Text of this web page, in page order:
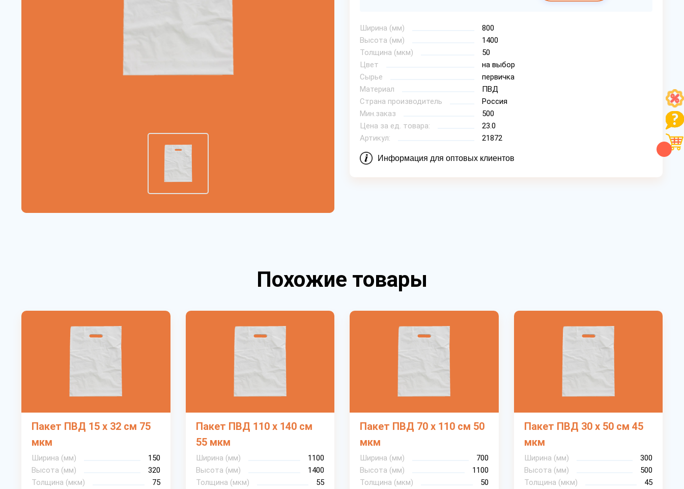
Ширина (мм)
800
Высота (мм)
1400
Толщина (мкм)
50
Цвет
на выбор
Сырье
первичка
Материал
ПВД
Страна производитель
Россия
Мин.заказ
500
Цена за ед. товара:
23.0
Артикул:
21872
Информация для оптовых клиентов
Похожие товары
Пакет ПВД 15 х 32 см 75
мкм
Ширина (мм)
150
Высота (мм)
320
Толщина (мкм)
75
Пакет ПВД 110 х 140 см
55 мкм
Ширина (мм)
1100
Высота (мм)
1400
Толщина (мкм)
55
Пакет ПВД 70 х 110 см 50
мкм
Ширина (мм)
700
Высота (мм)
1100
Толщина (мкм)
50
Пакет ПВД 30 х 50 см 45
мкм
Ширина (мм)
300
Высота (мм)
500
Толщина (мкм)
45